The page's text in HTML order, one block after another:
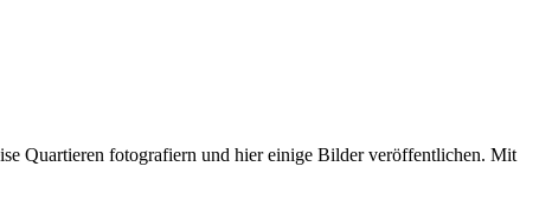
Quartieren fotografiern und hier einige Bilder veröffentlichen. Mit